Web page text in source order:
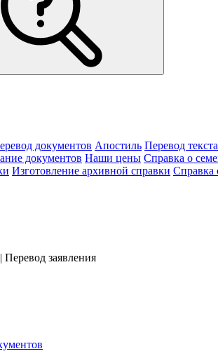
документов Апостиль Перевод текста
документов Наши цены Справка о
Изготовление архивной справки Справка
| Перевод заявления